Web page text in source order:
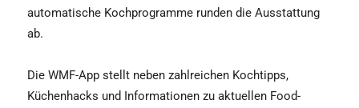
automatische Kochprogramme runden die Ausstattung
ab.
Die WMF-App stellt neben zahlreichen Kochtipps,
Küchenhacks und Informationen zu aktuellen Food-